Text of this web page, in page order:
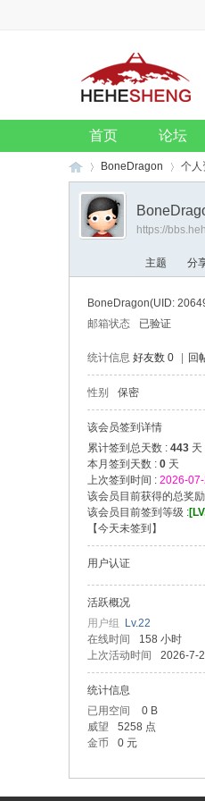
首页 论坛
论
›
BoneDragon 个人
https://
主题 分
BoneDragon(UID:
邮箱状态
已验证
统计信息 好友数 0 回
性别 保密
该会员签到详情
累计签到总天数 : 443 天
本月签到天数 : 0 天
上次签到时间 : 2026-
该会员目前获得的总奖
该会员目前签到等级 :
【今天未签到 】
用户认证
活跃概况
用户组
Lv.22
在线时间
158 小时
上次活动时间
2026-7-
统计信息
已用空间
0 B
威望
5258 点
金币
0 元